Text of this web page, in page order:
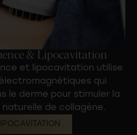
& Lipocavitation
et lipocavitation utilise
qui
le derme pour stimuler la
de collagène.